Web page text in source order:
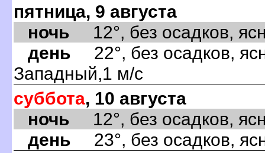
пятница, 9 августа
ночь 12°, без осадков,
день 22°, без осадков,
Западный,1 м/с
суббота, 10 августа
ночь 12°, без осадков,
день 23°, без осадков,